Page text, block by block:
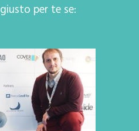
per te se: